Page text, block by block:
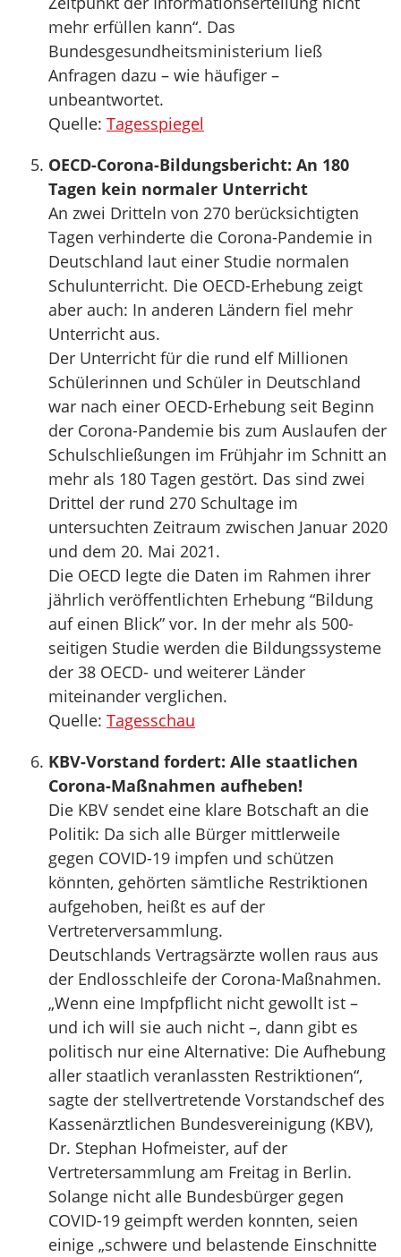
mehr erfüllen kann“. Das
Bundesgesundheitsministerium ließ
Anfragen dazu – wie häufiger –
unbeantwortet.
Quelle: Tagesspiegel
OECD-Corona-Bildungsbericht: An 180
Tagen kein normaler Unterricht
An zwei Dritteln von 270 berücksichtigten
Tagen verhinderte die Corona-Pandemie in
Deutschland laut einer Studie normalen
Schulunterricht. Die OECD-Erhebung zeigt
aber auch: In anderen Ländern fiel mehr
Unterricht aus.
Der Unterricht für die rund elf Millionen
Schülerinnen und Schüler in Deutschland
war nach einer OECD-Erhebung seit Beginn
der Corona-Pandemie bis zum Auslaufen der
Schulschließungen im Frühjahr im Schnitt an
mehr als 180 Tagen gestört. Das sind zwei
Drittel der rund 270 Schultage im
untersuchten Zeitraum zwischen Januar 2020
und dem 20. Mai 2021.
Die OECD legte die Daten im Rahmen ihrer
jährlich veröffentlichten Erhebung “Bildung
auf einen Blick” vor. In der mehr als 500-
seitigen Studie werden die Bildungssysteme
der 38 OECD- und weiterer Länder
miteinander verglichen.
Quelle: Tagesschau
KBV-Vorstand fordert: Alle staatlichen
Corona-Maßnahmen aufheben!
Die KBV sendet eine klare Botschaft an die
Politik: Da sich alle Bürger mittlerweile
gegen COVID-19 impfen und schützen
könnten, gehörten sämtliche Restriktionen
aufgehoben, heißt es auf der
Vertreterversammlung.
Deutschlands Vertragsärzte wollen raus aus
der Endlosschleife der Corona-Maßnahmen.
„Wenn eine Impfpflicht nicht gewollt ist –
und ich will sie auch nicht –, dann gibt es
politisch nur eine Alternative: Die Aufhebung
aller staatlich veranlassten Restriktionen“,
sagte der stellvertretende Vorstandschef des
Kassenärztlichen Bundesvereinigung (KBV),
Dr. Stephan Hofmeister, auf der
Vertretersammlung am Freitag in Berlin.
Solange nicht alle Bundesbürger gegen
COVID-19 geimpft werden konnten, seien
einige „schwere und belastende Einschnitte